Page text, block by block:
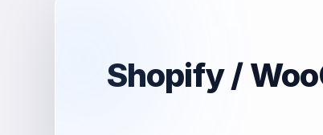
Shopify /